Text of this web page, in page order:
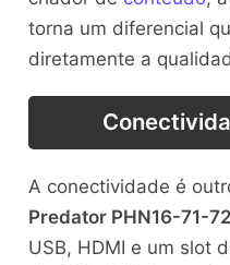
torna um diferencial
diretamente a
A conectividade é
Predator PHN16-71-
USB, HDMI e um slot